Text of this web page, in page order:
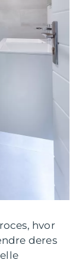
hvor
deres